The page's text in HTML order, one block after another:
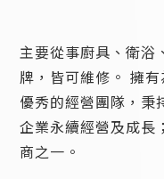
主要從事廚具、衛浴
牌，皆可維修。 擁
優秀的經營團隊，秉
企業永續經營及成長
商之一。